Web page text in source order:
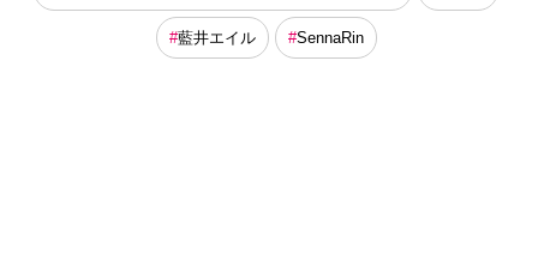
藍井エイル SennaRin